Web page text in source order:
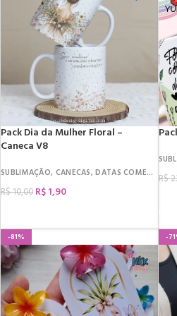
Pack Dia da Mulher Floral –
Caneca V8
SUBLIMAÇÃO, CANECAS,DATAS COMEMORATIVAS
R$10,00 R$1,90
R$
-81% -